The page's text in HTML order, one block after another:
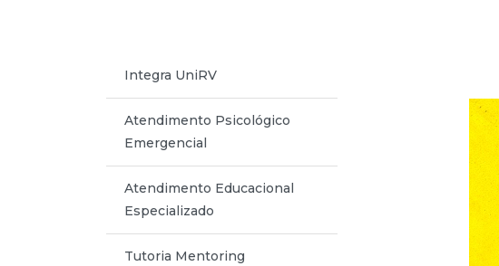
Integra UniRV
Atendimento Psicológico
Emergencial
Atendimento Educacional
Especializado
Tutoria Mentoring